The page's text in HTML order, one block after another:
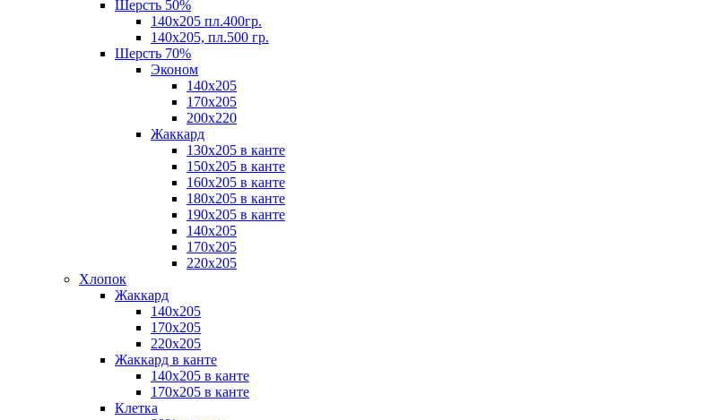
Шерсть 50%
140х205 пл.400гр.
140х205, пл.500 гр.
Шерсть 70%
Эконом
140х205
170х205
200х220
Жаккард
130х205 в канте
150х205 в канте
160х205 в канте
180х205 в канте
190х205 в канте
140х205
170х205
220х205
Хлопок
Жаккард
140x205
170х205
220х205
Жаккард в канте
140х205 в канте
170х205 в канте
Клетка